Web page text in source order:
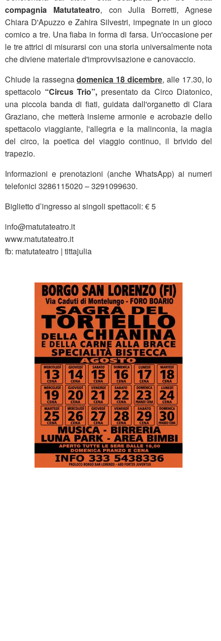
compagnia Matutateatro, con Julia Borretti, Agnese
Chiara D'Apuzzo e Zahira Silvestri, impegnate in un gioco
comico a tre. Una fiaba in forma di farsa. Un'occasione per
le tre attrici di misurarsi con una storia universalmente nota
che diviene materiale d'improvvisazione e canovaccio.
Chiude la rassegnadomenica 18 dicembre, alle 17.30, lo
spettacolo “Circus Trio”, presentato da Circo Diatonico,
una piccola banda di fiati, guidata dall'organetto di Clara
Graziano, che metterà insieme armonie e acrobazie dello
spettacolo viaggiante, l'allegria e la malinconia, la magia
del circo, la poetica del viaggio continuo, il brivido del
trapezio.
Informazioni e prenotazioni (anche WhatsApp) ai numeri
telefonici 3286115020 – 3291099630.
Biglietto d’ingresso ai singoli spettacoli: € 5
info@matutateatro.it
www.matutateatro.it
fb: matutateatro | tittajulia